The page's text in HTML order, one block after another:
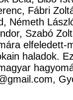
Fábri
Németh
Szabó
elfeledett-
haladok.